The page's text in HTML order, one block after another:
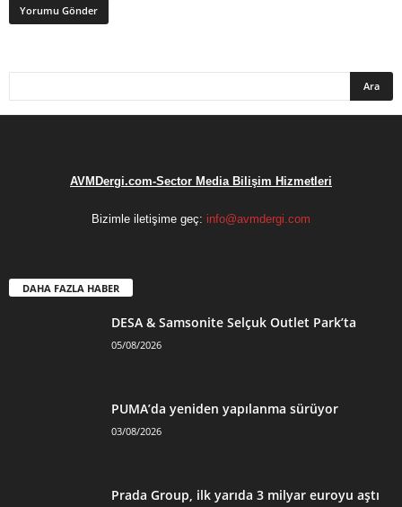
AVMDergi.com-Sector Media Bilişim Hizmetleri
Bizimle iletişime geç: info@avmdergi.com
DAHA FAZLA HABER
DESA & Samsonite Selçuk Outlet Park’ta
05/08/2026
PUMA’da yeniden yapılanma sürüyor
03/08/2026
Prada Group, ilk yarıda 3 milyar euroyu aştı